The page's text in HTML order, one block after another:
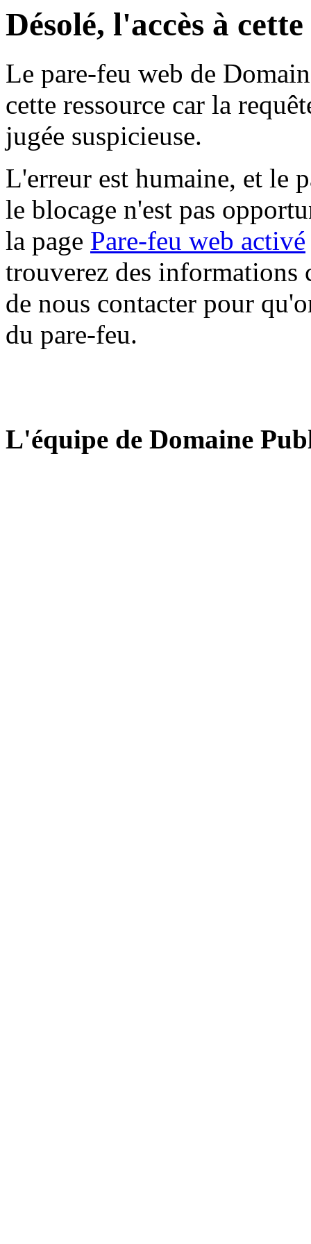
Désolé, l'accès à
Le pare-feu web de
cette ressource car la
jugée suspicieuse.
L'erreur est humaine, et le
le blocage n'est pas
la page Pare-feu web activé
trouverez des informations
de nous contacter pour
du pare-feu.
L'équipe de Domaine